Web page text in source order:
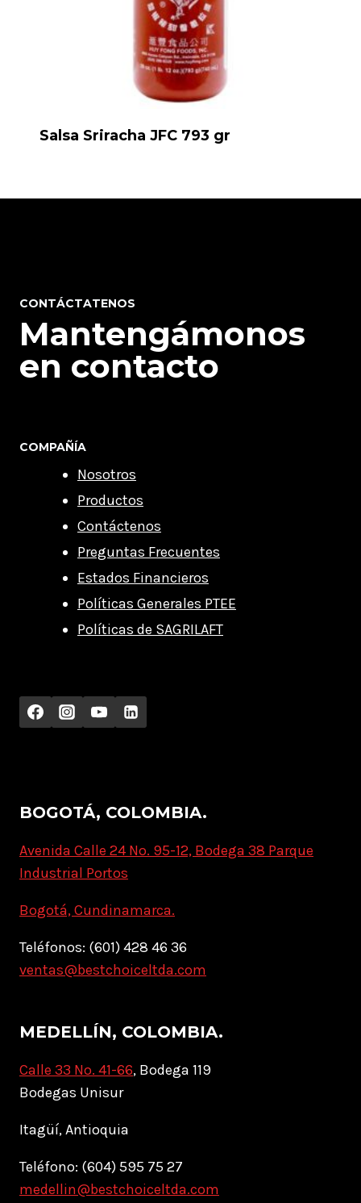
Salsa Sriracha JFC 793 gr
CONTÁCTATENOS
Mantengámonos
en contacto
COMPAÑÍA
Nosotros
Productos
Contáctenos
Preguntas Frecuentes
Estados Financieros
Políticas Generales PTEE
Políticas de SAGRILAFT
BOGOTÁ, COLOMBIA.
Avenida Calle 24 No. 95-12, Bodega 38 Parque
Industrial Portos
Bogotá, Cundinamarca.
Teléfonos: (601) 428 46 36
ventas@bestchoiceltda.com
MEDELLÍN, COLOMBIA.
Calle 33 No. 41-66, Bodega 119
Bodegas Unisur
Itagüí, Antioquia
Teléfono: (604) 595 75 27
medellin@bestchoiceltda.com